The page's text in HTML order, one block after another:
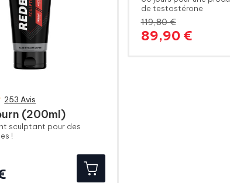
253 Avis
(200ml)
sculptant pour des
!
Prix
de testostérone
119,80 €
89,90 €Prix
de
Prix